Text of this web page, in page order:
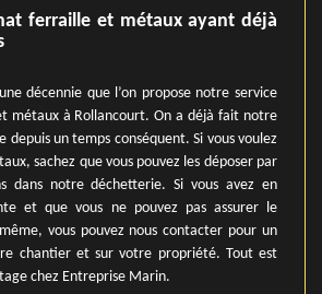
ferraille et métaux ayant déjà
décennie que l’on propose notre service
métaux à Rollancourt. On a déjà fait notre
depuis un temps conséquent. Si vous voulez
sachez que vous pouvez les déposer par
dans notre déchetterie. Si vous avez en
et que vous ne pouvez pas assurer le
vous pouvez nous contacter pour un
chantier et sur votre propriété. Tout est
chez Entreprise Marin.